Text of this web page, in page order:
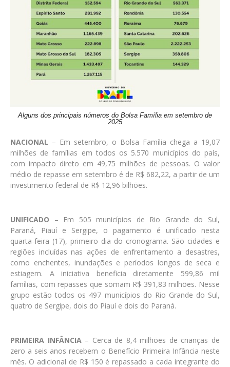
Alguns dos principais números do Bolsa Família em setembro de
2025
NACIONAL – Em setembro, o Bolsa Família chega a 19,07
milhões de famílias em todos os 5.570 municípios do país,
com impacto direto em 49,75 milhões de pessoas. O valor
médio de repasse em setembro é de R$ 682,22, a partir de um
investimento federal de R$ 12,96 bilhões.
UNIFICADO – Em 505 municípios de Rio Grande do Sul,
Paraná, Piauí e Sergipe, o pagamento é unificado nesta
quarta-feira (17), primeiro dia do cronograma. São cidades e
regiões incluídas nas ações de enfrentamento a desastres,
como enchentes, inundações e períodos longos de seca e
estiagem. A iniciativa beneficia diretamente 599,86 mil
famílias, com repasses que somam R$ 391,83 milhões. Nesse
grupo estão todos os 497 municípios do Rio Grande do Sul,
quatro de Sergipe, dois do Piauí e dois do Paraná.
PRIMEIRA INFÂNCIA– Cerca de 8,4 milhões de crianças de
zero a seis anos recebem o Benefício Primeira Infância neste
mês. O adicional de R$ 150 é repassado a cada integrante do